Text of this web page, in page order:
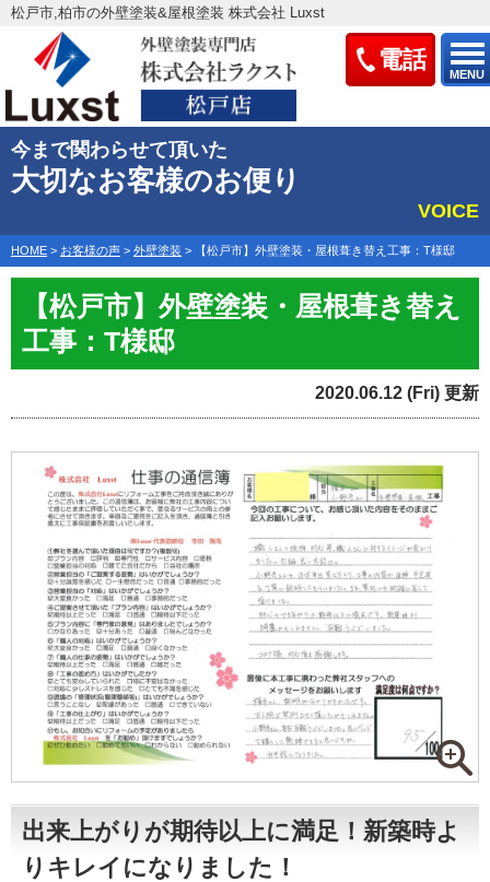
電話
MENU
松戸市,柏市の外壁塗装&屋根塗装 株式会社 Luxst
今まで関わらせて頂いた
大切なお客様のお便り
VOICE
HOME > お客様の声 > 外壁塗装 > 【松戸市】外壁塗装・屋根葺き替え工事：T様邸
【松戸市】外壁塗装・屋根葺き替え
工事：T様邸
2020.06.12 (Fri) 更新
出来上がりが期待以上に満足！新築時よ
りキレイになりました！